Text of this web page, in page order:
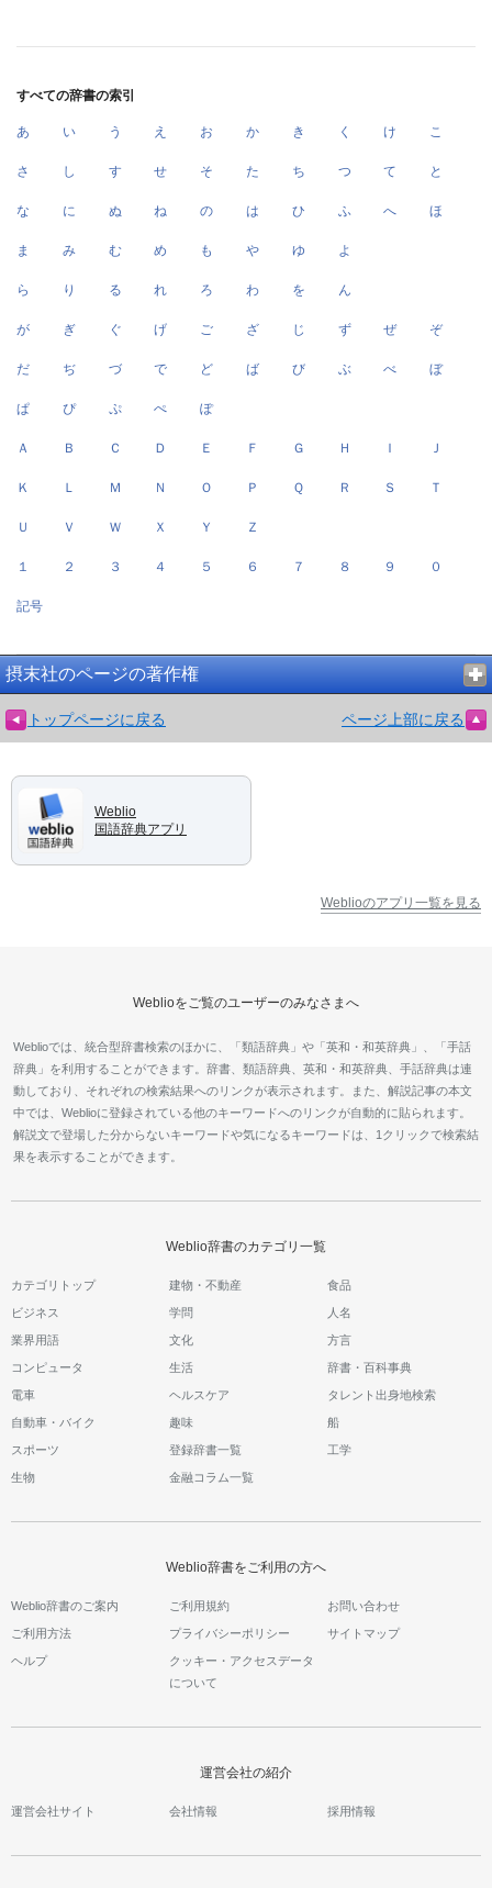
すべての辞書の索引
あ い う え お か き く け こ
さ し す せ そ た ち つ て と
な に ぬ ね の は ひ ふ へ ほ
ま み む め も や ゆ よ
ら り る れ ろ わ を ん
が ぎ ぐ げ ご ざ じ ず ぜ ぞ
だ ぢ づ で ど ば び ぶ べ ぼ
ぱ ぴ ぷ ぺ ぽ
Ａ Ｂ Ｃ Ｄ Ｅ Ｆ Ｇ Ｈ Ｉ Ｊ
Ｋ Ｌ Ｍ Ｎ Ｏ Ｐ Ｑ Ｒ Ｓ Ｔ
Ｕ Ｖ Ｗ Ｘ Ｙ Ｚ
１ ２ ３ ４ ５ ６ ７ ８ ９ ０
記号
摂末社のページの著作権
トップページに戻る ページ上部に戻る
Weblio
国語辞典アプリ
Weblioのアプリ一覧を見る
Weblioをご覧のユーザーのみなさまへ
Weblioでは、統合型辞書検索のほかに、「類語辞典」や「英和・和英辞典」、「手話
辞典」を利用することができます。辞書、類語辞典、英和・和英辞典、手話辞典は連
動しており、それぞれの検索結果へのリンクが表示されます。また、解説記事の本文
中では、Weblioに登録されている他のキーワードへのリンクが自動的に貼られます。
解説文で登場した分からないキーワードや気になるキーワードは、1クリックで検索結
果を表示することができます。
Weblio辞書のカテゴリ一覧
カテゴリトップ 建物・不動産 食品
ビジネス 学問 人名
業界用語 文化 方言
コンピュータ 生活 辞書・百科事典
電車 ヘルスケア タレント出身地検索
自動車・バイク 趣味 船
スポーツ 登録辞書一覧 工学
生物 金融コラム一覧
Weblio辞書をご利用の方へ
Weblio辞書のご案内 ご利用規約 お問い合わせ
ご利用方法 プライバシーポリシー サイトマップ
ヘルプ
クッキー・アクセスデータ
について
運営会社の紹介
運営会社サイト 会社情報 採用情報